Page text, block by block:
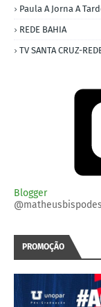
Paula A Jorna A
REDE BAHIA
TV SANTA CRUZ-
Blogger
PROMOÇÃO